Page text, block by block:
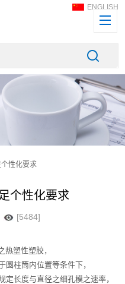
ENGLISH
性化要求
个性化要求
[5484]
热塑性塑胶，
圆柱筒内位置等条件下，
长度与直径之细孔模之速率，